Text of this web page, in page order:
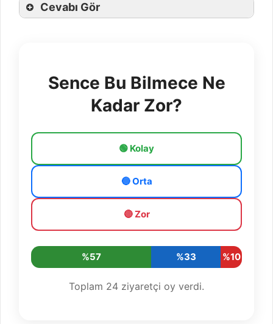
Cevabı Gör
Sence Bu Bilmece Ne
Kadar Zor?
🟢 Kolay
🔵 Orta
🔴 Zor
%57 %33 %10
Toplam 24 ziyaretçi oy verdi.